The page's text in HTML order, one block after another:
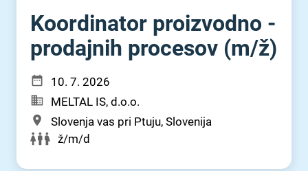
Koordinator proizvodno -
prodajnih procesov (m⁠/⁠ž)
10. 7. 2026
MELTAL IS, d.o.o.
Slovenja vas pri Ptuju, Slovenija
ž/m/d